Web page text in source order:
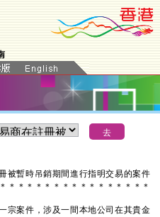
被暫時吊銷期間進行指明交易的案件
＊ ＊ ＊ ＊ ＊ ＊ ＊ ＊ ＊ ＊ ＊ ＊ ＊ ＊ ＊ ＊ ＊
案件，涉及一間本地公司在其貴金